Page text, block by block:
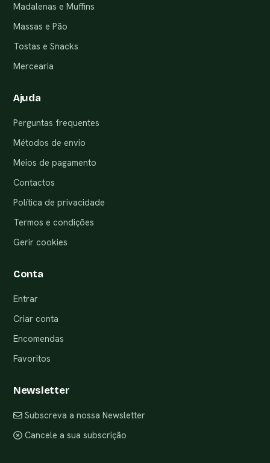
Madalenas e Muffins
Massas e Pão
Tostas e Snacks
Mercearia
Ajuda
Perguntas frequentes
Métodos de envio
Meios de pagamento
Contactos
Política de privacidade
Termos e condições
Gerir cookies
Conta
Entrar
Criar conta
Encomendas
Favoritos
Newsletter
Subscreva a nossa Newsletter
Cancele a sua subscrição